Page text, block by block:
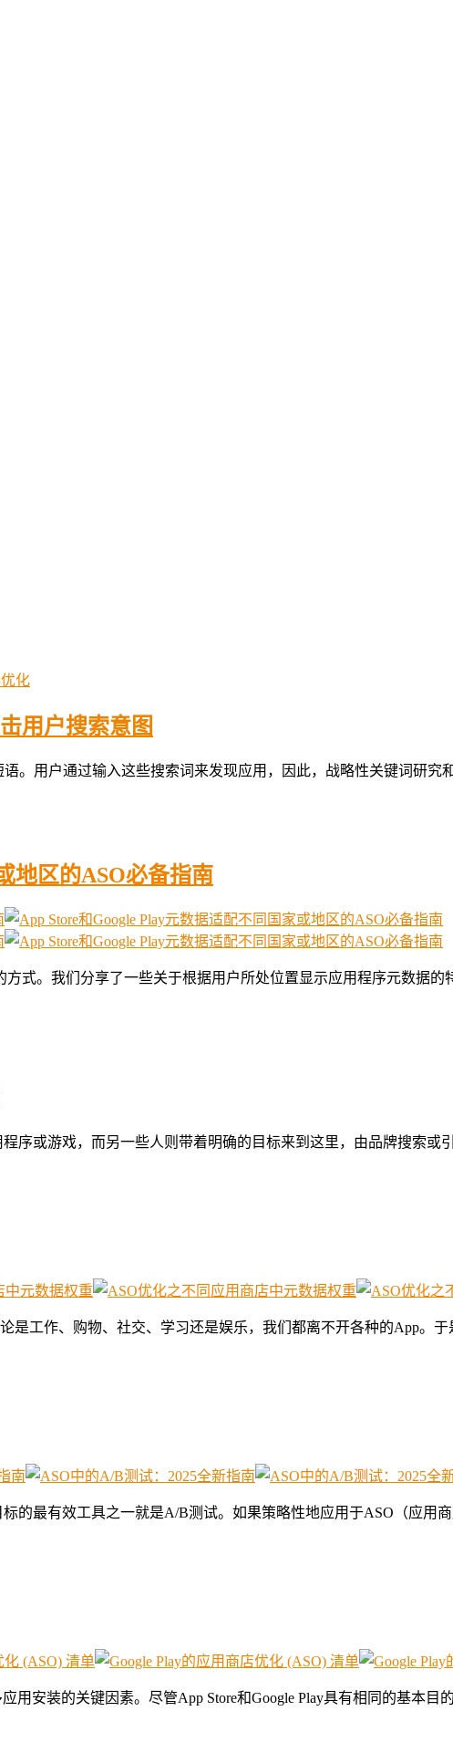
化
用户搜索意图
。用户通过输入这些搜索词来发现应用，因此，战略性关键词研究
地区的ASO必备指南
式。我们分享了一些关于根据用户所处位置显示应用程序元数据的
序或游戏，而另一些人则带着明确的目标来到这里，由品牌搜索或
是工作、购物、社交、学习还是娱乐，我们都离不开各种的App。
的最有效工具之一就是A/B测试。如果策略性地应用于ASO（应用
用安装的关键因素。尽管App Store和Google Play具有相同的基本